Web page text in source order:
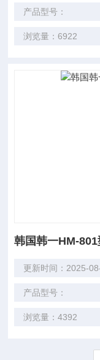
产品型号：
浏览量：6922
韩国韩一HM-
更新时间：2025-
产品型号：
浏览量：4392